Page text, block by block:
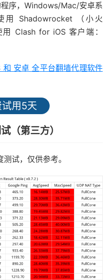
序，Windows/Mac/安卓系
用 Shadowrocket （小火
Clash for iOS 客户端：
安卓 全平台翻墙代理软件
用5天
（第三方）
试，仅供参考。